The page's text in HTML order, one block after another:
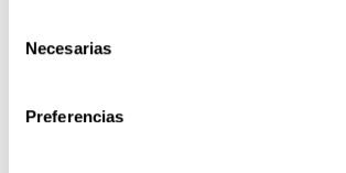
Necesarias
Preferencias